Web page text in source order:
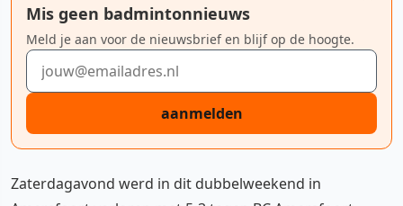
Mis geen badmintonnieuws
Meld je aan voor de nieuwsbrief en blijf op de hoogte.
E-mailadres
aanmelden
Zaterdagavond werd in dit dubbelweekend in